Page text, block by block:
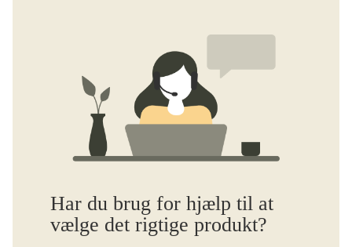
Har du brug for hjælp til at
vælge det rigtige produkt?